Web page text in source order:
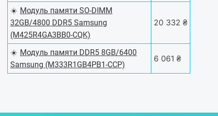
☀️ Модуль памяти SO-DIMM
32GB/4800 DDR5 Samsung
(M425R4GA3BB0-CQK)
20 332 ₴
☀️ Модуль памяти DDR5 8GB/6400
Samsung (M333R1GB4PB1-CCP)
6 061 ₴